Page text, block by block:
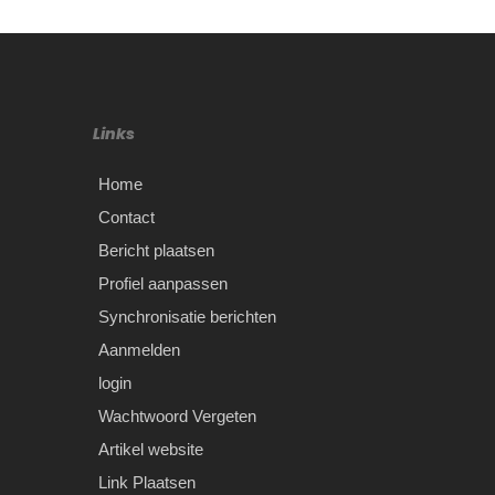
Links
Home
Contact
Bericht plaatsen
Profiel aanpassen
Synchronisatie berichten
Aanmelden
login
Wachtwoord Vergeten
Artikel website
Link Plaatsen